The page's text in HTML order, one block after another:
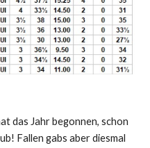
das Jahr begonnen, schon
Fallen gabs aber diesmal